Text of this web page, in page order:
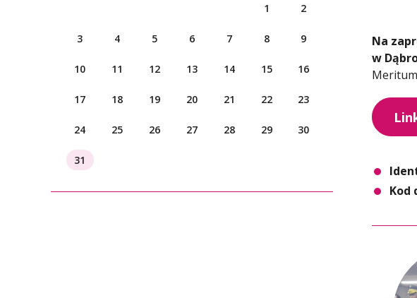
1 2
3 4 5 6 7 8 9
10 11 12 13 14 15 16
17 18 19 20 21 22 23
24 25 26 27 28 29 30
31
Na
w
Kod